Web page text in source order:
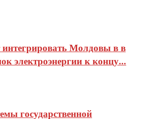
Молдовы в в
электроэнергии к концу...
государственной